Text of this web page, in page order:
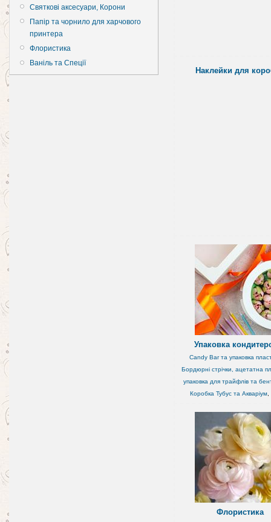
Святкові аксесуари, Корони
Папір та чорнило для харчового
принтера
Флористика
Ваніль та Спеції
Наклейки для
Упаковка
Candy Bar та упаковка
Бордюрні стрічки, ацетатна
упаковка для трайфлів та
Коробка Тубус та Акваріум,
Флористика